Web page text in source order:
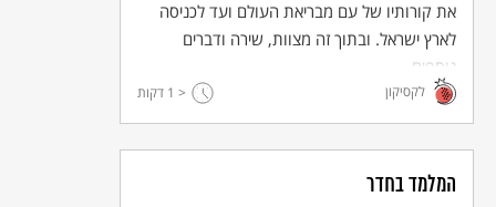
את קורותיו של עם מבריאת העולם ועד לכניסה
לארץ ישראל. ובתוך זה מצוות, שירה ודברים
נוספים.
לקסיקון < 1 דקות
המלמד בחדר